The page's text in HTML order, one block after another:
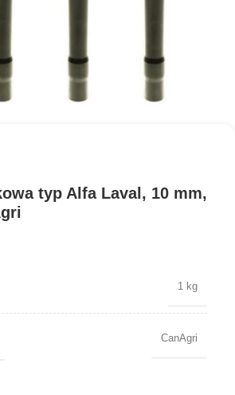
typ Alfa Laval, 10 mm,
1 kg
CanAgri